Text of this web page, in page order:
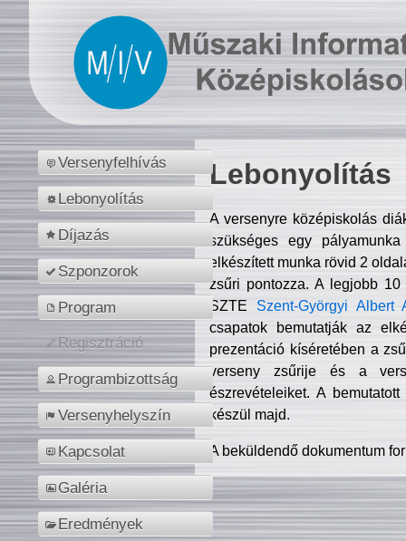
Versenyfelhívás
Lebonyolítás
Díjazás
Szponzorok
Program
Regisztráció
Programbizottság
Versenyhelyszín
Kapcsolat
Galéria
Eredmények
Lebonyolítás
A versenyre középiskolás
szükséges egy
elkészített munka rövid 2
zsűri pontozza. A legjobb
SZTE Szent-Györgyi Albert
csapatok bemutatják az
prezentáció kíséretében a
verseny zsűrije és a
észrevételeiket. A
készül majd.
A beküldendő dokumentum